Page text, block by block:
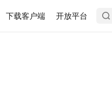
下载客户端 开放平台